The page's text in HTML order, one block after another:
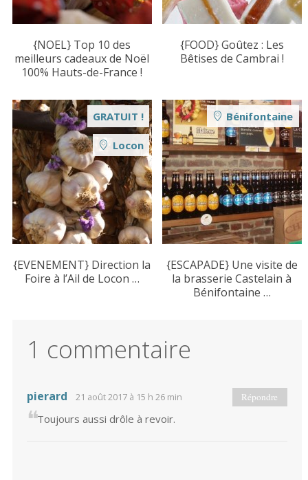
{NOEL} Top 10 des
meilleurs cadeaux de Noël
100% Hauts-de-France !
{FOOD} Goûtez : Les
Bêtises de Cambrai !
{EVENEMENT} Direction la
Foire à l’Ail de Locon …
GRATUIT !
Locon
{ESCAPADE} Une visite de
la brasserie Castelain à
Bénifontaine …
Bénifontaine
1 commentaire
pierard 21 août 2017 à 15 h 26 min
Toujours aussi drôle à revoir.
Répondre